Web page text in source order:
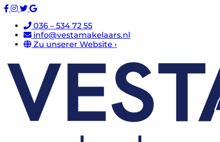
036 – 534 72 55
info@vestamakelaars.nl
Zu unserer Website ›